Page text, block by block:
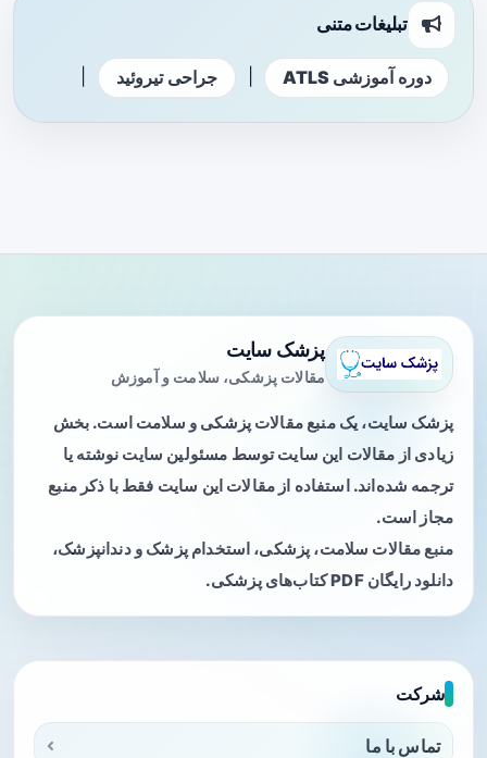
تبلیغات متنی
دوره آموزشی ATLS جراحی تیروئید
پزشک سایت
مقالات پزشکی، سلامت و آموزش
پزشک سایت، یک منبع مقالات پزشکی و سلامت است. بخش
زیادی از مقالات این سایت توسط مسئولین سایت نوشته یا
ترجمه شده‌اند. استفاده از مقالات این سایت فقط با ذکر منبع
مجاز است.
منبع مقالات سلامت، پزشکی، استخدام پزشک و دندانپزشک،
دانلود رایگان PDF کتاب‌های پزشکی.
شرکت
تماس با ما